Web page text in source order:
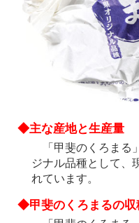
◆主な産地と生産量
「甲斐のくろまる
ジナル品種として、
れています。
◆甲斐のくろまるの収